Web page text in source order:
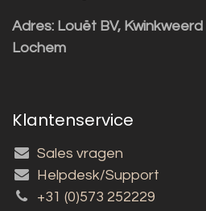
Adres: Louët BV, Kwinkweerd
Lochem
Klantenservice
Sales vragen
Helpdesk/Support
+31 (0)573 252229